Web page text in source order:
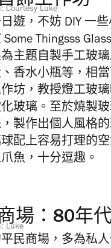
Courtesy Luke
遊 ，不妨 DIY 一
Thingsss
主題自製手工玻
香水小瓶等，相
坊，教授燈工玻
玻璃。至於燒製
製作出個人風格
配上容易打理的
魚，十分逗趣。
場：80年
Luke
民商場，多為私